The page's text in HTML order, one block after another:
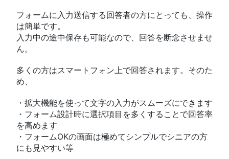
フォームに入力送信する回答者の方にとっても、操作
は簡単です。
入力中の途中保存も可能なので、回答を断念させませ
ん。
多くの方はスマートフォン上で回答されます。そのた
め、
・拡大機能を使って文字の入力がスムーズにできます
・フォーム設計時に選択項目を多くすることで回答率
を高めます
・フォームOKの画面は極めてシンプルでシニアの方
にも見やすい等